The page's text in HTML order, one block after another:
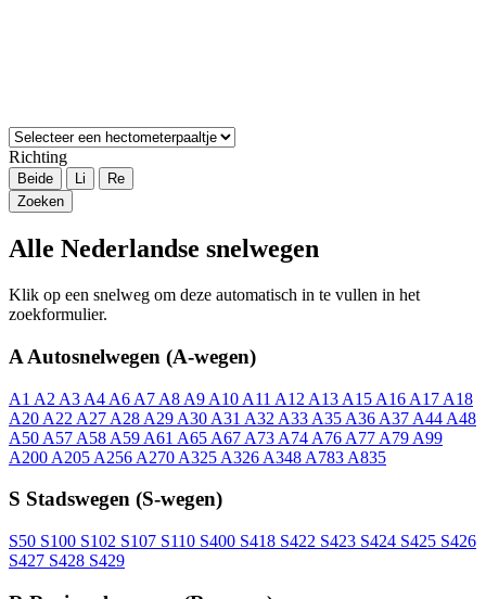
Richting
Beide Li
Re
Zoeken
Alle Nederlandse snelwegen
Klik op een snelweg om deze automatisch in te vullen in het
zoekformulier.
A Autosnelwegen (A-wegen)
A1 A2 A3 A4 A6 A7 A8 A9 A10 A11 A12 A13 A15 A16 A17 A18
A20 A22 A27 A28 A29 A30 A31 A32 A33 A35 A36 A37 A44 A48
A50 A57 A58 A59 A61 A65 A67 A73 A74 A76 A77 A79 A99
A200 A205 A256 A270 A325 A326 A348 A783 A835
S Stadswegen (S-wegen)
S50 S100 S102 S107 S110 S400 S418 S422 S423 S424 S425 S426
S427 S428 S429